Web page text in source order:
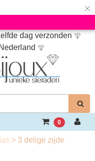
×
dag verzonden
0
> 3 delige zijde